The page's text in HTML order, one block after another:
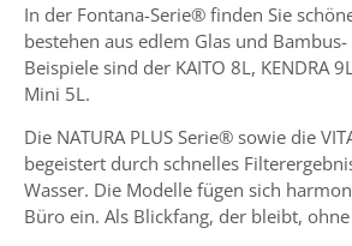
In der Fontana-Serie® finden Sie
bestehen aus edlem Glas und
Beispiele sind der KAITO 8L , KENDRA 9L
Mini 5L .
Die NATURA PLUS Serie® sowie die
begeistert durch schnelles
Wasser. Die Modelle fügen sich
Büro ein. Als Blickfang, der bleibt,